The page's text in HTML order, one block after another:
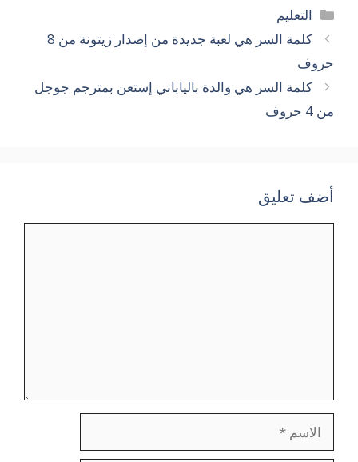
التصنيفات
التعليم
كلمة السر هي لعبة جديدة من إصدار زيتونة من 8
حروف
كلمة السر هي والدة بالياباني إستعن بمترجم جوجل
من 4 حروف
أضف تعليق
الاسم